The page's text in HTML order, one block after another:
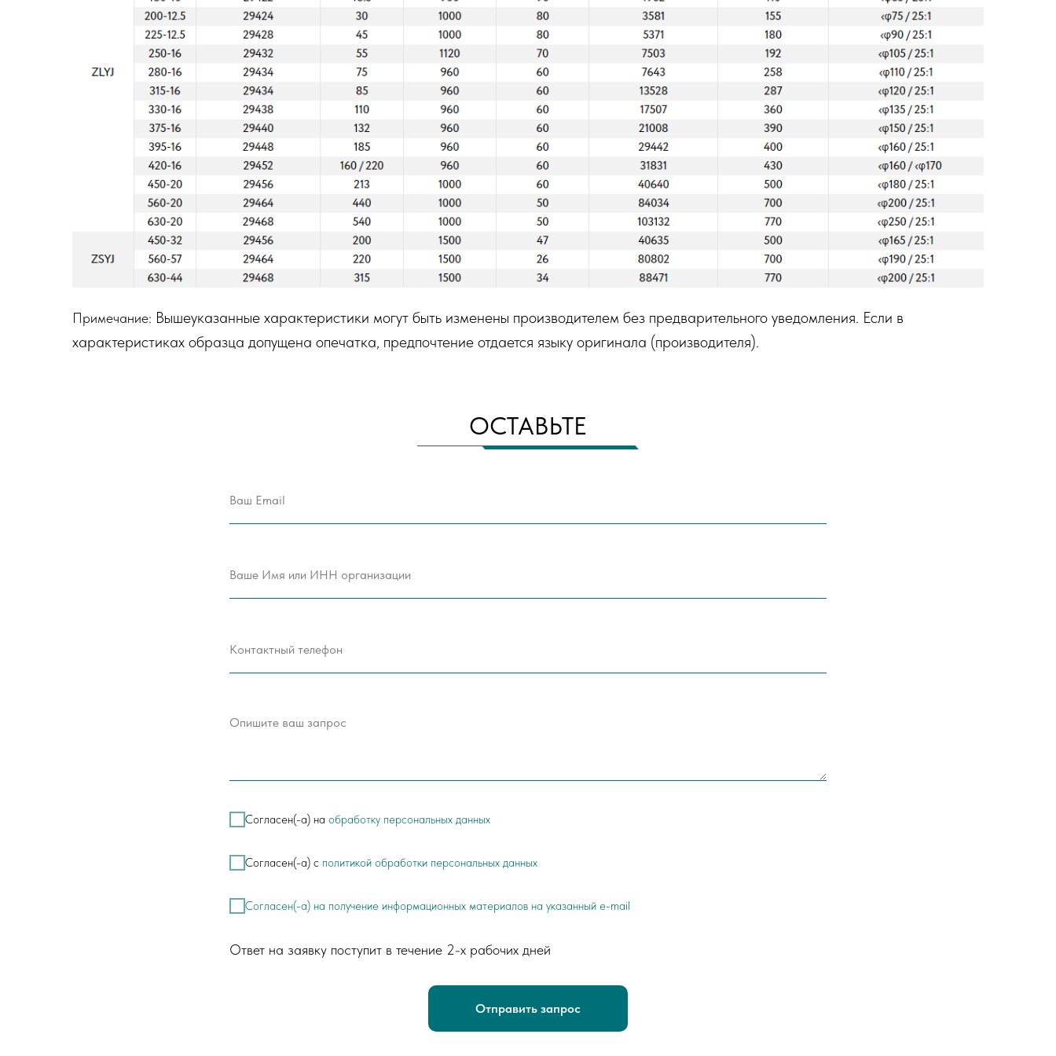
Примечание: Вышеуказанные характеристики могут быть изменены производителем без предварительного уведомления. Если в
характеристиках образца допущена опечатка, предпочтение отдается языку оригинала (производителя).
ОСТАВЬТЕ
Согласен(-а) на обработку персональных данных
Согласен(-а) с политикой обработки персональных данных
Согласен(-а) на получение информационных материалов на указанный e-mail
Ответ на заявку поступит в течение 2-х рабочих дней
Отправить запрос